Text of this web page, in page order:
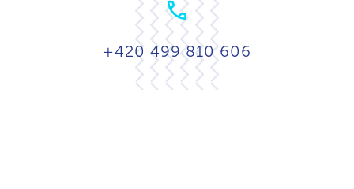
+420 499 810 606